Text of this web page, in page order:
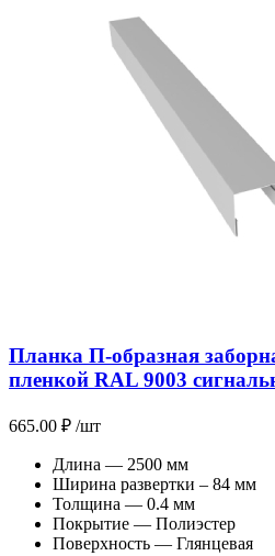
Планка П-образная
пленкой RAL 9003
665.00 ₽ /шт
Длина — 2500 мм
Ширина развертки – 84 мм
Толщина — 0.4 мм
Покрытие — Полиэстер
Поверхность — Глянцевая